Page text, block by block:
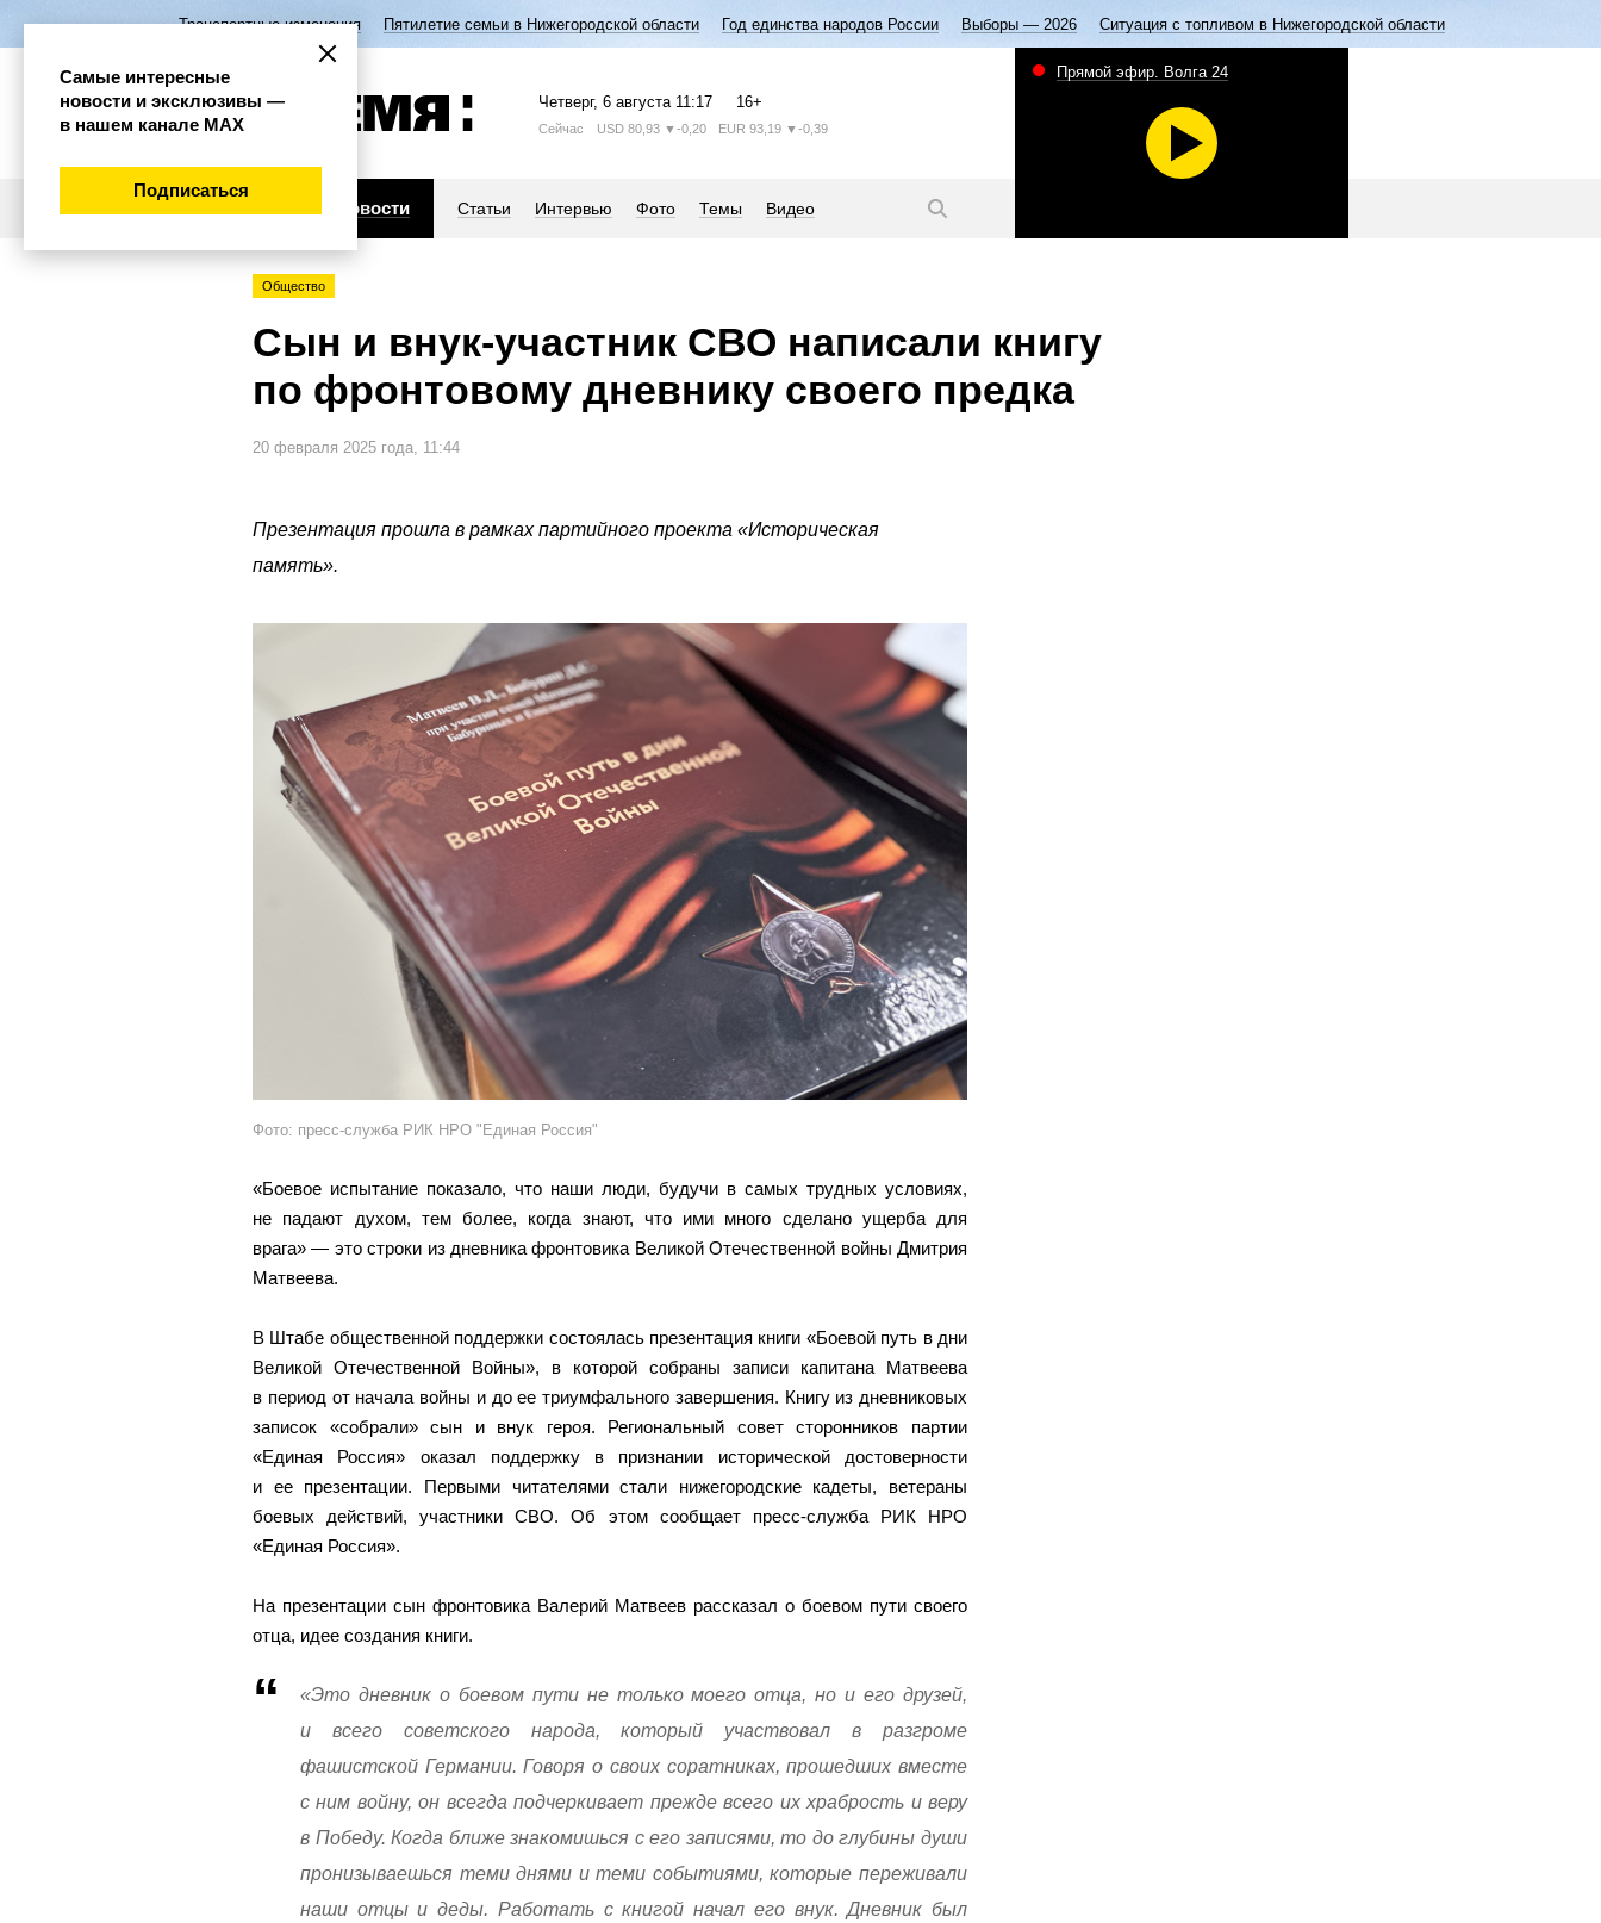
Транспортные изменения Пятилетие семьи в Нижегородской области Год единства народов России Выборы — 2026 Ситуация с топливом в Нижегородской области
Четверг, 6 августа 11:17 16+
Сейчас USD 80,93 ▼-0,20 EUR 93,19 ▼-0,39
Новости Статьи Интервью Фото Темы Видео
Прямой эфир. Волга 24
Общество
Сын и внук-участник СВО написали книгу
по фронтовому дневнику своего предка
20 февраля 2025 года, 11:44
Презентация прошла в рамках партийного проекта «Историческая
память».
Фото: пресс-служба РИК НРО "Единая Россия"
«Боевое испытание показало, что наши люди, будучи в самых трудных условиях,
не падают духом, тем более, когда знают, что ими много сделано ущерба для
врага» — это строки из дневника фронтовика Великой Отечественной войны Дмитрия
Матвеева.
В Штабе общественной поддержки состоялась презентация книги «Боевой путь в дни
Великой Отечественной Войны», в которой собраны записи капитана Матвеева
в период от начала войны и до ее триумфального завершения. Книгу из дневниковых
записок «собрали» сын и внук героя. Региональный совет сторонников партии
«Единая Россия» оказал поддержку в признании исторической достоверности
и ее презентации. Первыми читателями стали нижегородские кадеты, ветераны
боевых действий, участники СВО. Об этом сообщает пресс-служба РИК НРО
«Единая Россия».
На презентации сын фронтовика Валерий Матвеев рассказал о боевом пути своего
отца, идее создания книги.
«Это дневник о боевом пути не только моего отца, но и его друзей,
и всего советского народа, который участвовал в разгроме
фашистской Германии. Говоря о своих соратниках, прошедших вместе
с ним войну, он всегда подчеркивает прежде всего их храбрость и веру
в Победу. Когда ближе знакомишься с его записями, то до глубины души
пронизываешься теми днями и теми событиями, которые переживали
наши отцы и деды. Работать с книгой начал его внук. Дневник был
Самые интересные
новости и эксклюзивы —
в нашем канале МАХ
Подписаться